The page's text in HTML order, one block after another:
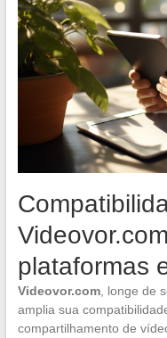
plataformas
Videovor.com, longe de
amplia sua
compartilhamento de